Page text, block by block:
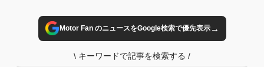
Motor Fan のニュースをGoogle検索で優先表示→
\ キーワードで記事を検索する /